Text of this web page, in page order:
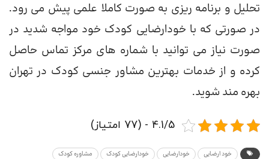
تحلیل و برنامه ریزی به صورت کاملا علمی پیش می رود.
در صورتی که با خودارضایی کودک خود مواجه شدید در
صورت نیاز می توانید با شماره های مرکز تماس حاصل
کرده و از خدمات بهترین مشاور جنسی کودک در تهران
بهره مند شوید.
4.1/5 - (77 امتیاز)
خود ارضایی خودارضایی خودارضایی کودک مشاوره کودک